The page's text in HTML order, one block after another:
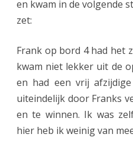
en kwam in de volgende
zet:
Frank op bord 4 had het
kwam niet lekker uit de
en had een vrij
uiteindelijk door Franks
en te winnen. Ik was
hier heb ik weinig van